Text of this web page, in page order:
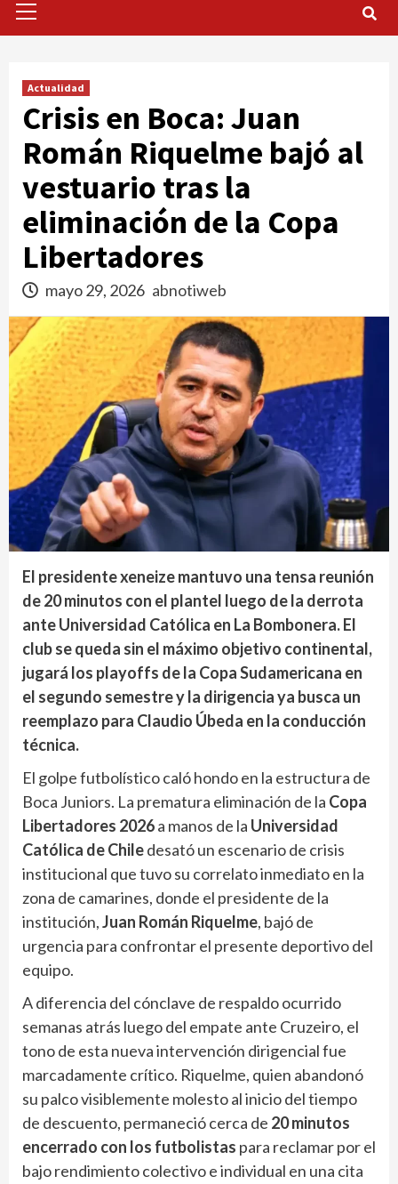
Menu
Actualidad
Crisis en Boca: Juan
Román Riquelme bajó al
vestuario tras la
eliminación de la Copa
Libertadores
mayo 29, 2026 abnotiweb
El presidente xeneize mantuvo una tensa reunión
de 20 minutos con el plantel luego de la derrota
ante Universidad Católica en La Bombonera. El
club se queda sin el máximo objetivo continental,
jugará los playoffs de la Copa Sudamericana en
el segundo semestre y la dirigencia ya busca un
reemplazo para Claudio Úbeda en la conducción
técnica.
El golpe futbolístico caló hondo en la estructura de
Boca Juniors. La prematura eliminación de la Copa
Libertadores 2026a manos de la Universidad
Católica de Chiledesató un escenario de crisis
institucional que tuvo su correlato inmediato en la
zona de camarines, donde el presidente de la
institución,Juan Román Riquelme, bajó de
urgencia para confrontar el presente deportivo del
equipo.
A diferencia del cónclave de respaldo ocurrido
semanas atrás luego del empate ante Cruzeiro, el
tono de esta nueva intervención dirigencial fue
marcadamente crítico. Riquelme, quien abandonó
su palco visiblemente molesto al inicio del tiempo
de descuento, permaneció cerca de 20 minutos
encerrado con los futbolistas para reclamar por el
bajo rendimiento colectivo e individual en una cita